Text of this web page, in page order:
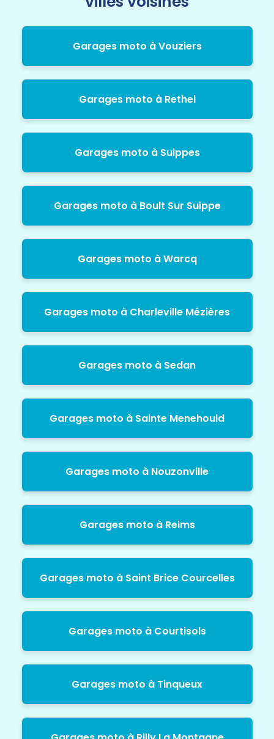
Garages moto à Vouziers
Garages moto à Rethel
Garages moto à Suippes
Garages moto à Boult Sur Suippe
Garages moto à Warcq
Garages moto à Charleville Mézières
Garages moto à Sedan
Garages moto à Sainte Menehould
Garages moto à Nouzonville
Garages moto à Reims
Garages moto à Saint Brice Courcelles
Garages moto à Courtisols
Garages moto à Tinqueux